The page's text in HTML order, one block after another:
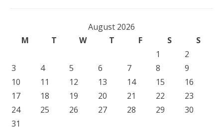
August 2026
M
T W T F S
S
1
2
3
4 5 6 7 8
9
10
11 12 13 14 15
16
17
18 19 20 21 22
23
24
25 26 27 28 29
30
31